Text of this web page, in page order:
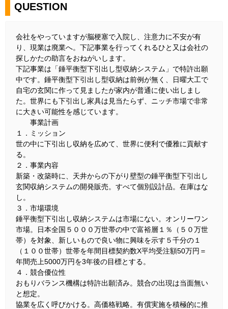
QUESTION
会社をやっていますが脳梗塞で入院し、注意力に不安が有
り、現業は廃業へ。下記事業を行ってくれるひと又は会社の
探しかたの助言をおねがいします。
下記事業は「錘平衡型下引出し型収納システム」で特許出願
中です。錘平衡型下引出し型収納は前例が無く、日曜大工で
自宅の玄関に作って見ましたが家内が普通に使い出しまし
た。世界にも下引出し家具は見当たらず、ニッチ市場で非常
に大きい可能性を感じています。
事業計画
１．ミッション
世の中に下引出し収納を広めて、世界に便利で優雅に貢献す
る。
２．事業内容
新築・改築時に、天井からの下がり壁型の錘平衡型下引出し
玄関収納システムの開発販売。すべて個別設計品。在庫はな
し。
３．市場環境
錘平衡型下引出し収納システムは市場にない。オンリーワン
市場。日本全国５０００万世帯の中で富裕層１％（５０万世
帯）を対象、新しいもので良い物に興味を示す５千分の１
（１００世帯）世帯を年間目標契約数X平均受注額50万円＝
年間売上5000万円を3年後の目標とする。
４．競合優位性
おもりバランス機構は特許出願済み。競合の出現は当面無い
と想定。
協業を広く呼びかける。高価格戦略。有償実施を積極的に推